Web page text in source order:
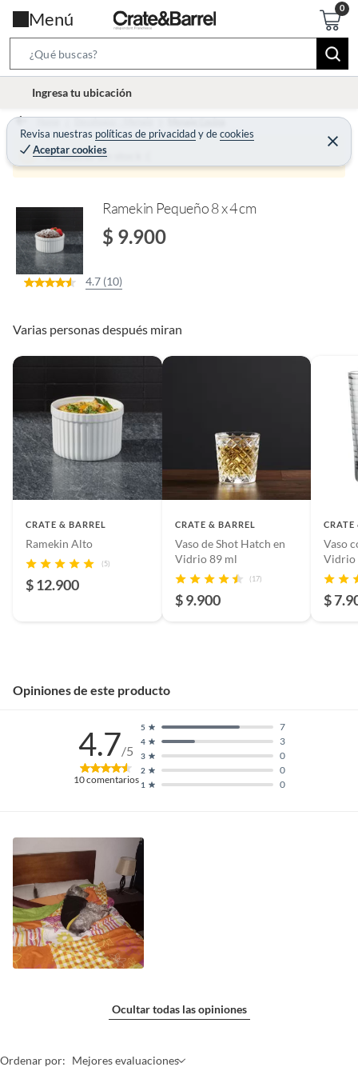
Menú
e
r
c
B
r
t
Ingresa tu ubicación
Revisa nuestras políticas de privacidadydecookies
Aceptar cookies
C
e
r
Home Decohogar - Menaje Menaje Cocina
Producto sin stock :(
Ramekin Pequeño 8 x 4 cm
$ 9.900
4.7 (10)
Varias personas después miran
CRATE & BARREL
Ramekin Alto
(5)
$ 12.900
CRATE & BARREL
Vaso de Shot Hatch en
Vidrio 89 ml
(17)
$ 9.900
CRATE
Vaso
$
Opiniones de este producto
4.7/5
10comentarios 1 0
2 0
3 0
4 3
5 7
Ocultar todas las opiniones
Ordenar por: Mejores evaluaciones